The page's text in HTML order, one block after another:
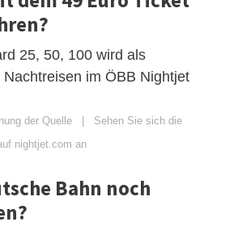
25, 50, 100 wird als
im ÖBB Nightjet
der Quelle | Sehen Sie sich die
nightjet.com an
Bahn noch